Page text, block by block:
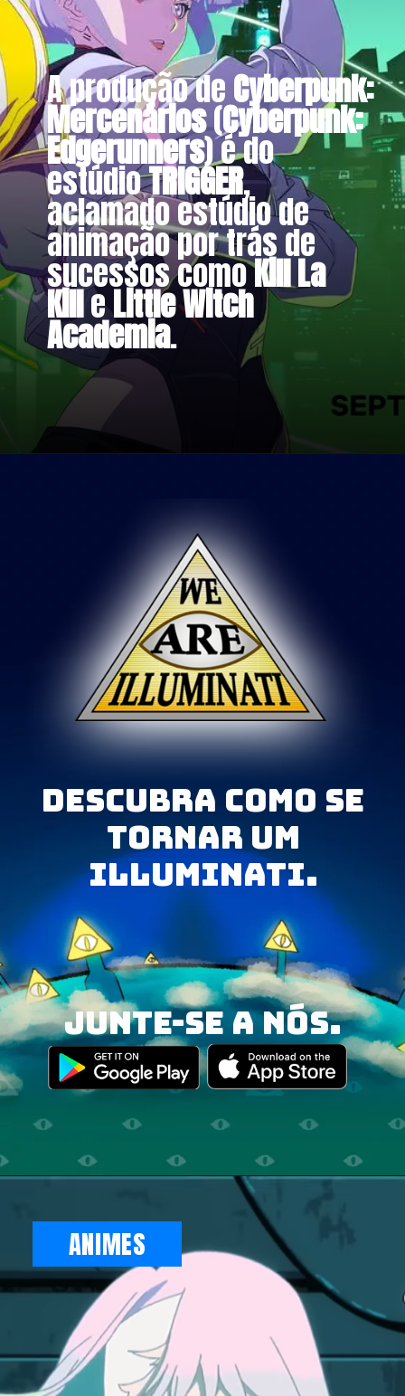
A produção deCyberpunk:
Mercenários(Cyberpunk:
Edgerunners) é do
estúdioTRIGGER,
aclamado estúdio de
animação por trás de
sucessos comoKill La
KilleLittle Witch
Academia.
Descubra como se
tornar um
Illuminati.
junte-se a nós.
https://illuminati.sng.link/Dzf7i/crx6?_smtype=3
ANIMES